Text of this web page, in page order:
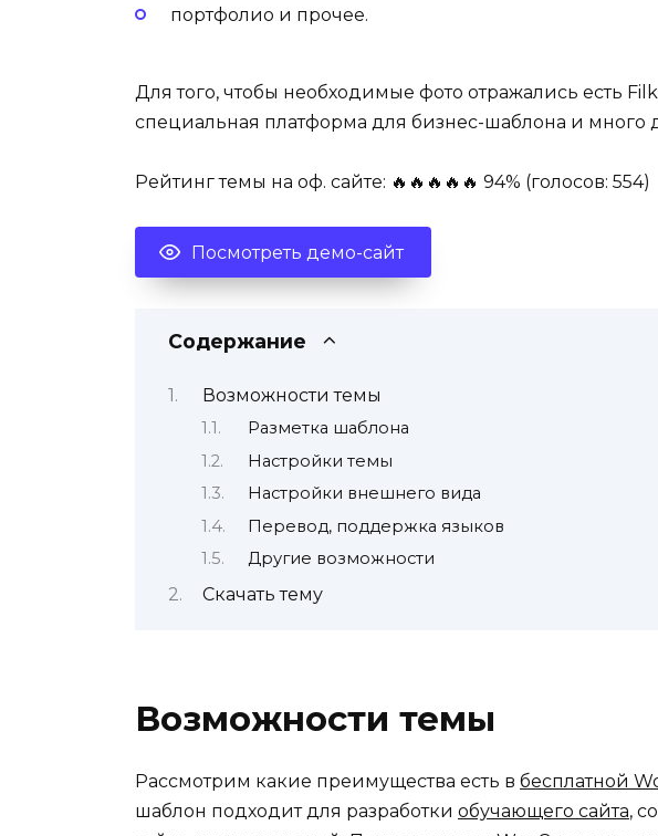
портфолио и прочее.
Для того, чтобы необходимые фото отражались есть
специальная платформа для бизнес-шаблона и много
Рейтинг темы на оф. сайте: 🔥🔥🔥🔥🔥 94% (голосов: 554)
Посмотреть демо-сайт
Содержание
Возможности темы
Разметка шаблона
Настройки темы
Настройки внешнего вида
Перевод, поддержка языков
Другие возможности
Скачать тему
Возможности темы
Рассмотрим какие преимущества есть в бесплатной
шаблон подходит для разработки обучающего сайта,